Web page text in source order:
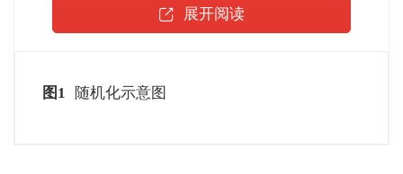
展开阅读
图1 随机化示意图